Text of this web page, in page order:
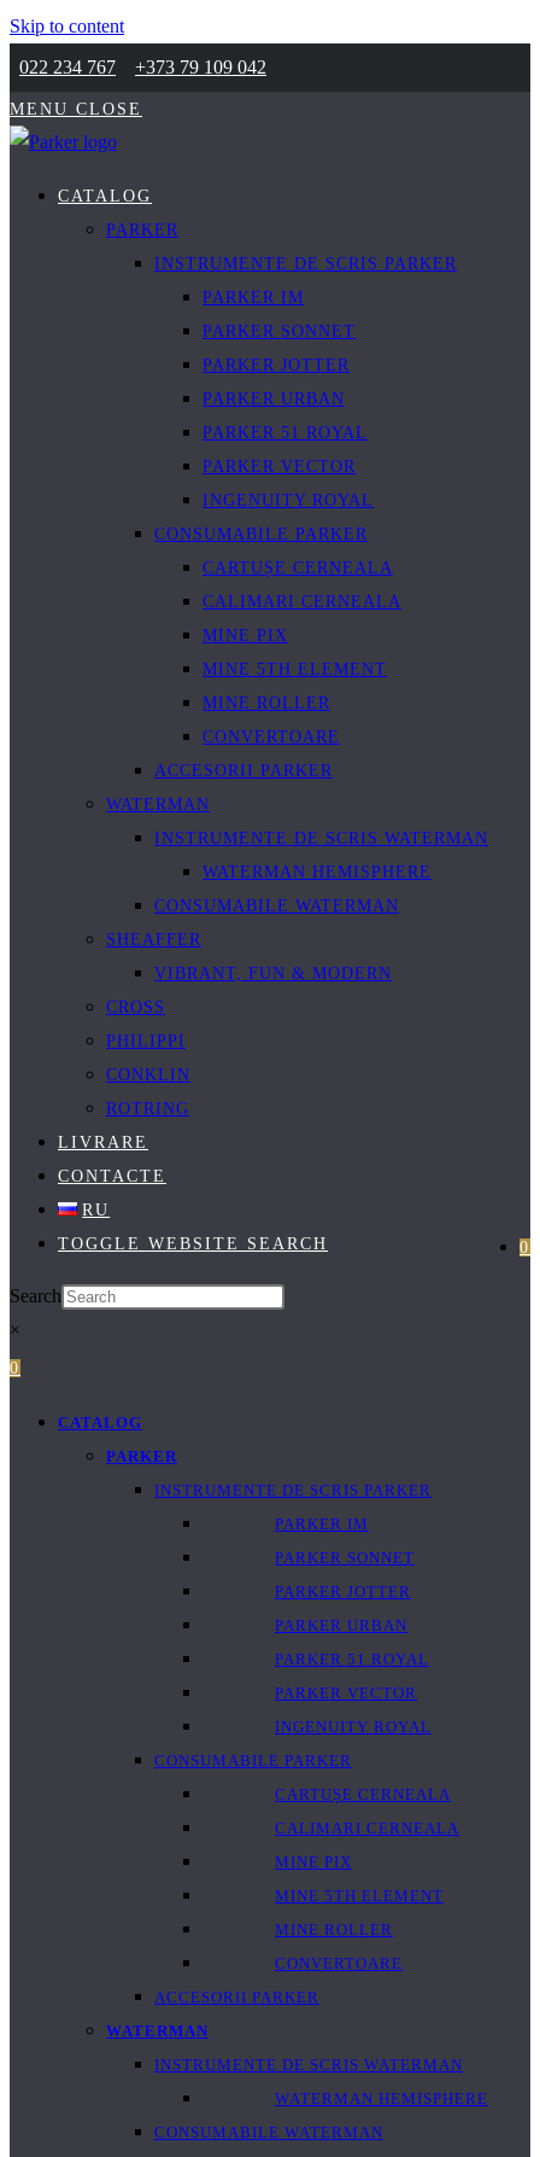
Skip to content
022 234 767
+373 79 109 042
MENU CLOSE
CATALOG
PARKER
INSTRUMENTE DE SCRIS PARKER
PARKER IM
PARKER SONNET
PARKER JOTTER
PARKER URBAN
PARKER 51 ROYAL
PARKER VECTOR
INGENUITY ROYAL
CONSUMABILE PARKER
CARTUȘE CERNEALA
CALIMARI CERNEALA
MINE PIX
MINE 5TH ELEMENT
MINE ROLLER
CONVERTOARE
ACCESORII PARKER
WATERMAN
INSTRUMENTE DE SCRIS WATERMAN
WATERMAN HEMISPHERE
CONSUMABILE WATERMAN
SHEAFFER
VIBRANT, FUN & MODERN
CROSS
PHILIPPI
CONKLIN
ROTRING
LIVRARE
CONTACTE
RU
0
TOGGLE WEBSITE SEARCH
Search
×
0
CATALOG
PARKER
INSTRUMENTE DE SCRIS PARKER
PARKER IM
PARKER SONNET
PARKER JOTTER
PARKER URBAN
PARKER 51 ROYAL
PARKER VECTOR
INGENUITY ROYAL
CONSUMABILE PARKER
CARTUȘE CERNEALA
CALIMARI CERNEALA
MINE PIX
MINE 5TH ELEMENT
MINE ROLLER
CONVERTOARE
ACCESORII PARKER
WATERMAN
INSTRUMENTE DE SCRIS WATERMAN
WATERMAN HEMISPHERE
CONSUMABILE WATERMAN